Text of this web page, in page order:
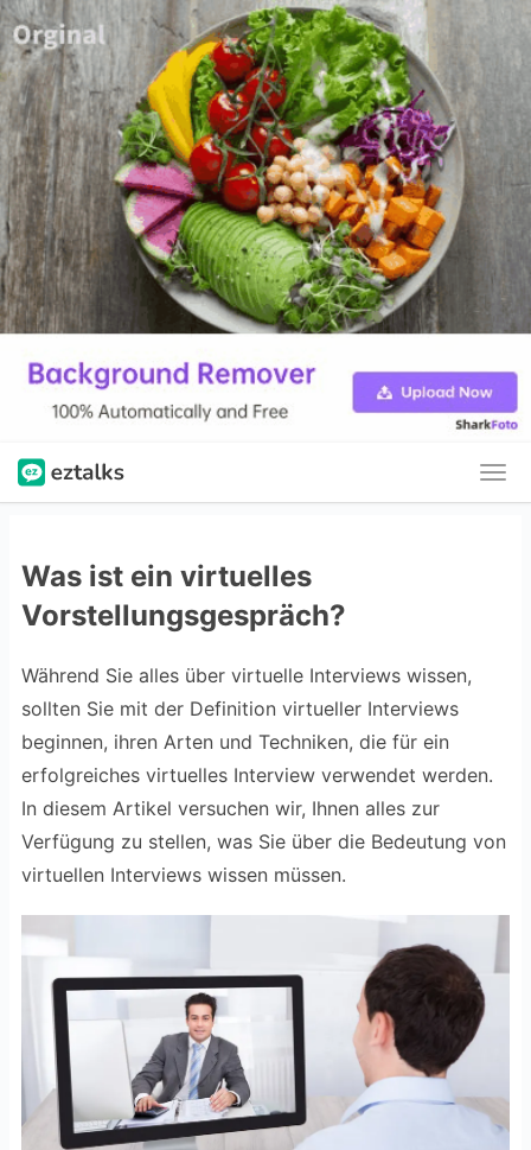
Was ist ein virtuelles
Vorstellungsgespräch?
Während Sie alles über virtuelle Interviews wissen,
sollten Sie mit der Definition virtueller Interviews
beginnen, ihren Arten und Techniken, die für ein
erfolgreiches virtuelles Interview verwendet werden.
In diesem Artikel versuchen wir, Ihnen alles zur
Verfügung zu stellen, was Sie über die Bedeutung von
virtuellen Interviews wissen müssen.